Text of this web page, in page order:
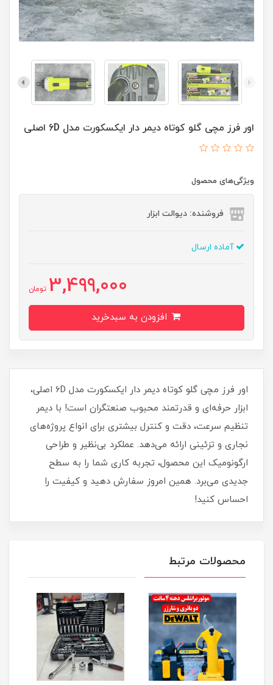
اور فرز مچی گلو کوتاه دیمر دار ایکسکورت مدل 6D اصلی
ویژگی‌های محصول
فروشنده: دیوالت ابزار
آماده ارسال
3,499,000 تومان
اور فرز مچی گلو کوتاه دیمر دار ایکسکورت مدل 6D اصلی،
ابزار حرفه‌ای و قدرتمند محبوب صنعتگران است! با دیمر
تنظیم سرعت، دقت و کنترل بیشتری برای انواع پروژه‌های
نجاری و تزئینی ارائه می‌دهد. عملکرد بی‌نظیر و طراحی
ارگونومیک این محصول، تجربه کاری شما را به سطح
جدیدی می‌برد. همین امروز سفارش دهید و کیفیت را
احساس کنید!
محصولات مرتبط